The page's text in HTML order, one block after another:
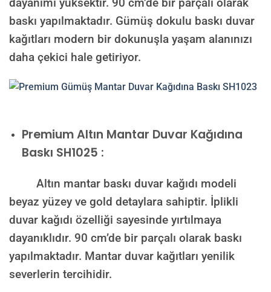
baskı yapılmaktadır. Gümüş dokulu baskı duvar
kağıtları modern bir dokunuşla yaşam alanınızı
daha çekici hale getiriyor.
PremiumAltın Mantar Duvar Kağıdına
Baskı SH1025 :
Altın mantar baskı duvar kağıdı modeli
beyaz yüzey ve gold detaylara sahiptir. İplikli
duvar kağıdı özelliği sayesinde yırtılmaya
dayanıklıdır. 90 cm’de bir parçalı olarak baskı
yapılmaktadır. Mantar duvar kağıtları yenilik
severlerin tercihidir.